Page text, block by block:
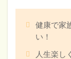
健康で家
い！
人生楽し